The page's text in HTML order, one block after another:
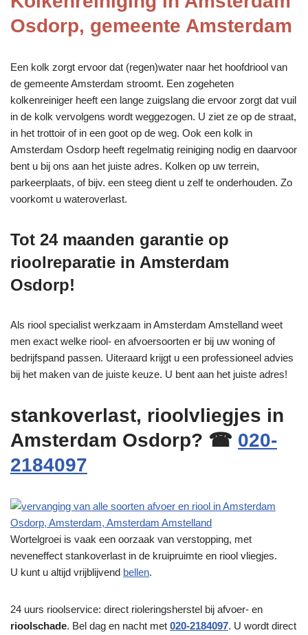
Osdorp, gemeente Amsterdam
Een kolk zorgt ervoor dat (regen)water naar het hoofdriool van
de gemeente Amsterdam stroomt. Een zogeheten
kolkenreiniger heeft een lange zuigslang die ervoor zorgt dat vuil
in de kolk vervolgens wordt weggezogen. U ziet ze op de straat,
in het trottoir of in een goot op de weg. Ook een kolk in
Amsterdam Osdorp heeft regelmatig reiniging nodig en daarvoor
bent u bij ons aan het juiste adres. Kolken op uw terrein,
parkeerplaats, of bijv. een steeg dient u zelf te onderhouden. Zo
voorkomt u wateroverlast.
Tot 24 maanden garantie op
rioolreparatie in Amsterdam
Osdorp!
Als riool specialist werkzaam in Amsterdam Amstelland weet
men exact welke riool- en afvoersoorten er bij uw woning of
bedrijfspand passen. Uiteraard krijgt u een professioneel advies
bij het maken van de juiste keuze. U bent aan het juiste adres!
stankoverlast, rioolvliegjes in
Amsterdam Osdorp? ☎ 020-
2184097
Wortelgroei is vaak een oorzaak van verstopping, met
neveneffect stankoverlast in de kruipruimte en riool vliegjes.
U kunt u altijd vrijblijvend bellen.
24 uurs rioolservice: direct rioleringsherstel bij afvoer- en
rioolschade. Bel dag en nacht met 020-2184097. U wordt direct